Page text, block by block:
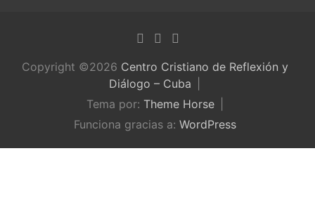
Copyright ©2026 Centro Cristiano de Reflexión y
Diálogo – Cuba
Tema por: Theme Horse
Funciona gracias a: WordPress